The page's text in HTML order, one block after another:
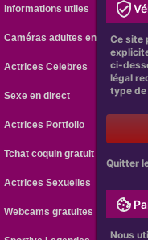
Informations utiles
Caméras adultes en ligne
Actrices Celebres
Sexe en direct
Actrices Portfolio
Tchat coquin gratuit
Actrices Sexuelles
Webcams gratuites
Ce site
ci-
légal
type de
Quitter
Nous